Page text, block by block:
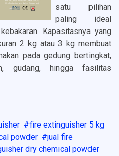
satu pilihan
paling ideal
Kapasitasnya yang
2 kg atau 3 kg membuat
pada gedung bertingkat,
gudang, hingga fasilitas
fire extinguisher 5 kg
powder
jual fire
dry chemical powder